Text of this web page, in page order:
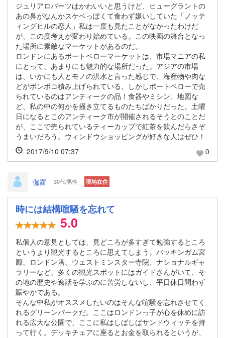
ジュリアロバーツはかわいいと思うけど、ヒューグラントの
あの鼻がなんかスケベっぽくて食わず嫌いしていた「ノッテ
ィングヒルの恋人」私は一度も見たことがなかったわけだ
が、この度考えが変わり始めている。この映画の舞台となっ
た場所に素敵なマーケットがあるのだ。
ロンドンにあるポートベローマーケットは、市場マニアの私
にとって、あまりにも魅力的な場所だった。アジアの市場
は、いかにも人とモノの洪水と言った感じで、海産物や肉な
どがボンボコ積み上げられている。しかしポートベローで売
られているのはアンティークの品！食器やミシン、地図な
ど、私の中の何かを掻き立てるものたちばかりだった。土曜
日になるとこのアンティーク市が開催されるそうとのことだ
が、ここで売られているティーカップで紅茶を飲んだらさぞ
うまいだろう。ウィンドウショッピングが好きな人はぜひ！
2017/9/10 07:37
0
伽羅 30代/男性 現地在住
時には結構喧騒を忘れて
5.0
私個人の意見としては、見どころが多すぎて勉強するところ
というより観光するところに思えてしまう。バッキンガム宮
殿、ロンドン塔、ウェストミンスター寺院、ナショナルギャ
ラリーなど、多くの観光スポットにはガイドさんがいて、そ
の地の歴史や逸話を学ぶのに苦労しないし、平日休日問わず
賑やかである。
そんな中私がオススメしたいのはそんな喧騒を忘れさせてく
れるグリーンパークだ。ここはロンドンっ子が心を休めに訪
れる広大な公園で、ここに私はしばしばサンドウィッチを持
って行く。デッキチェアに座るとお金を取られるというが、